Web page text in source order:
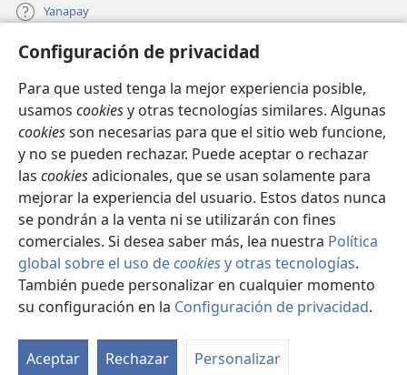
Configuración de privacidad
Para que usted tenga la mejor experiencia posible,
usamos cookiesy otras tecnologías similares. Algunas
cookiesson necesarias para que el sitio web funcione,
y no se pueden rechazar. Puede aceptar o rechazar
las cookiesadicionales, que se usan solamente para
mejorar la experiencia del usuario. Estos datos nunca
se pondrán a la venta ni se utilizarán con fines
comerciales. Si desea saber más, lea nuestra Política
global sobre el uso decookiesy otras tecnologías.
También puede personalizar en cualquier momento
su configuración en la Configuración de privacidad.
Aceptar Rechazar Personalizar
Yanapay
Donacionta churanapaq
una
nueva
ventana)
INTERNETPI QELQANCHISKUNA Watchtower™
(abre
una
nueva
ventana)
JW Hub
(abre
una
nueva
ventana)
JW Library ®
Copyright© 2026 Watch Tower Bible and Tract Society of Pennsylvania.
IMATAN RUWAWAQ IMATAN MANA|DATOSKUNATA
WAQAYCHASQAYKUMANTA |CONFIGURACIÓN DE PRIVACIDAD